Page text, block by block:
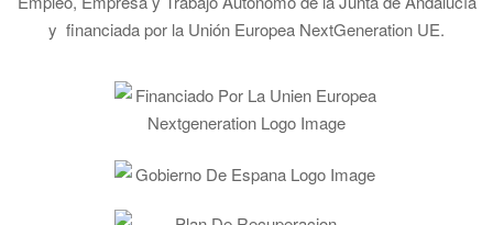
y financiada por la Unión Europea NextGeneration UE.